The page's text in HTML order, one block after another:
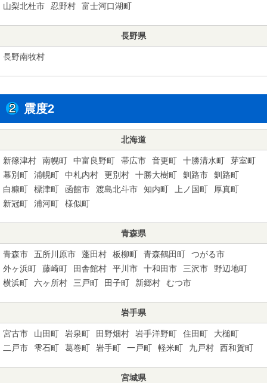
山梨北杜市 忍野村 富士河口湖町
長野県
長野南牧村
震度2
北海道
新篠津村 南幌町 中富良野町 帯広市 音更町 十勝清水町
芽室町
幕別町
浦幌町 中札内村 更別村 十勝大樹町 釧路市
釧路町
白糠町
標津町 函館市 渡島北斗市 知内町 上ノ国町
厚真町
新冠町
浦河町 様似町
青森県
青森市 五所川原市 蓬田村 板柳町 青森鶴田町
つがる市
外ヶ浜町
藤崎町 田舎館村 平川市 十和田市 三沢市
野辺地町
横浜町
六ヶ所村 三戸町 田子町 新郷村 むつ市
岩手県
宮古市 山田町 岩泉町 田野畑村 岩手洋野町 住田町
大槌町
二戸市
雫石町 葛巻町 岩手町 一戸町 軽米町 九戸村 西和賀町
宮城県